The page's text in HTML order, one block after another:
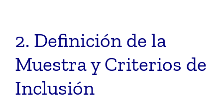
2. Definición de la
Muestra y Criterios de
Inclusión